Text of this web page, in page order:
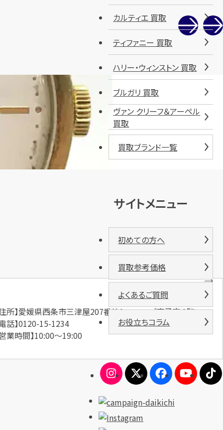
住所】愛媛県西条市三津屋207番地1 ハローズ東予店 1階
話】0120-15-1234
業時間】10:00～19:00
カルティエ 買取
ティファニー 買取
ハリー・ウィンストン 買取
ブルガリ 買取
ヴァン クリーフ＆アーペル
買取
買取ブランド一覧
サイトメニュー
初めての方へ
買取参考価格
よくあるご質問
お役立ちコラム